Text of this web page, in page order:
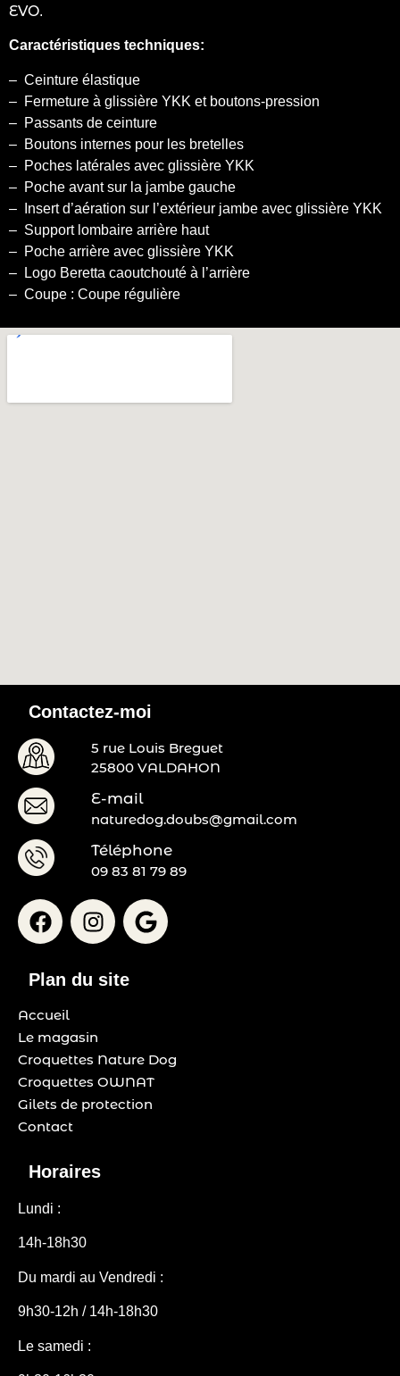
EVO.
Caractéristiques techniques:
– Ceinture élastique
– Fermeture à glissière YKK et boutons-pression
– Passants de ceinture
– Boutons internes pour les bretelles
– Poches latérales avec glissière YKK
– Poche avant sur la jambe gauche
– Insert d’aération sur l’extérieur jambe avec glissière YKK
– Support lombaire arrière haut
– Poche arrière avec glissière YKK
– Logo Beretta caoutchouté à l’arrière
– Coupe : Coupe régulière
Contactez-moi
5 rue Louis Breguet
25800 VALDAHON
E-mail
naturedog.doubs@gmail.com
Téléphone
09 83 81 79 89
Plan du site
Accueil
Le magasin
Croquettes Nature Dog
Croquettes OWNAT
Gilets de protection
Contact
Horaires
Lundi :
14h-18h30
Du mardi au Vendredi :
9h30-12h / 14h-18h30
Le samedi :